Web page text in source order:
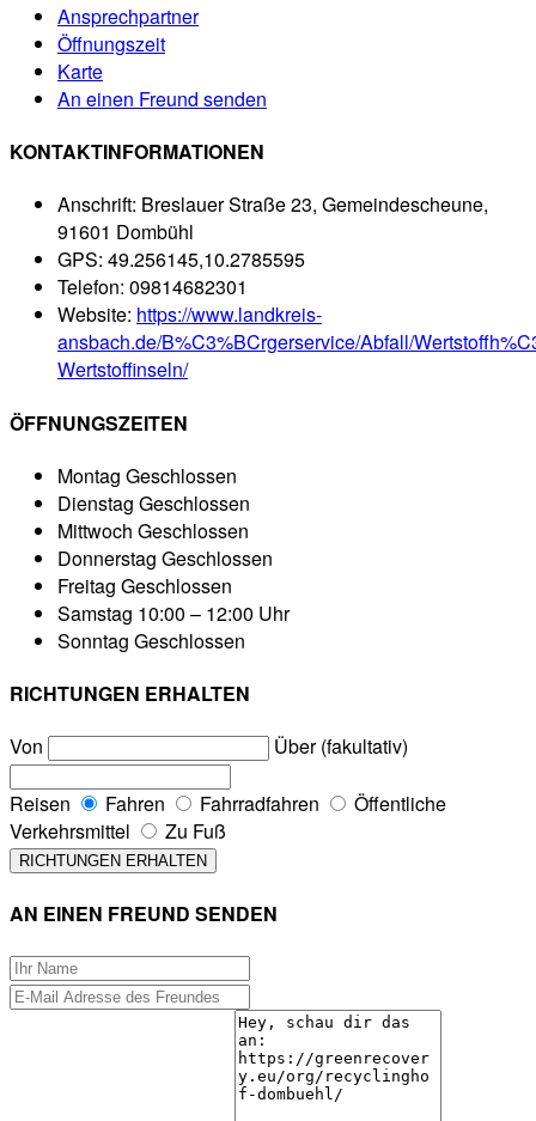
Ansprechpartner
Öffnungszeit
Karte
An einen Freund senden
KONTAKTINFORMATIONEN
Anschrift: Breslauer Straße 23, Gemeindescheune,
91601 Dombühl
GPS: 49.256145,10.2785595
Telefon: 09814682301
Website: https://www.landkreis-
ansbach.de/B%C3%BCrgerservice/Abfall/
Wertstoffinseln/
ÖFFNUNGSZEITEN
Montag Geschlossen
Dienstag Geschlossen
Mittwoch Geschlossen
Donnerstag Geschlossen
Freitag Geschlossen
Samstag 10:00 – 12:00 Uhr
Sonntag Geschlossen
RICHTUNGEN ERHALTEN
Von
Über (fakultativ)
Reisen Fahren Fahrradfahren
Öffentliche
Verkehrsmittel
Zu Fuß
AN EINEN FREUND SENDEN